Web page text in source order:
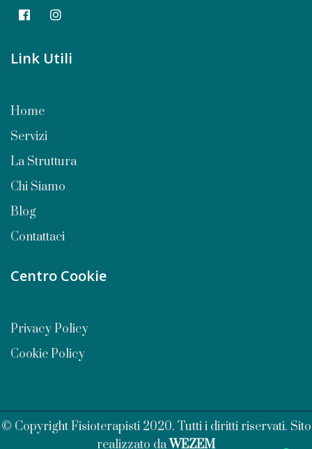
Link Utili
Home
Servizi
La Struttura
Chi Siamo
Blog
Contattaci
Centro Cookie
Privacy Policy
Cookie Policy
© Copyright Fisioterapisti 2020. Tutti i diritti riservati. Sito
realizzato daWEZEM